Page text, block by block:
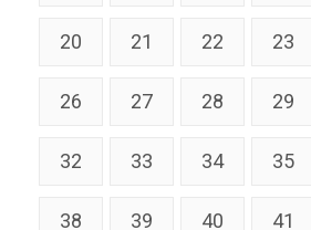
20 21 22 23
26 27 28 29
32 33 34 35
38 39 40 41